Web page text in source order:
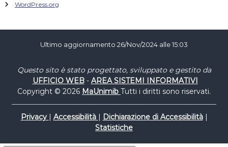
WordPress.org
Ultimo aggiornamento 26/Nov/2024 alle 15:03
Questo sito è stato progettato, sviluppato e gestito da
UFFICIO WEB- AREA SISTEMI INFORMATIVI
Copyright © 2026 MaUnimib Tutti i diritti sono riservati.
Privacy | Accessibilità | Dichiarazione di Accessibilità|
Statistiche